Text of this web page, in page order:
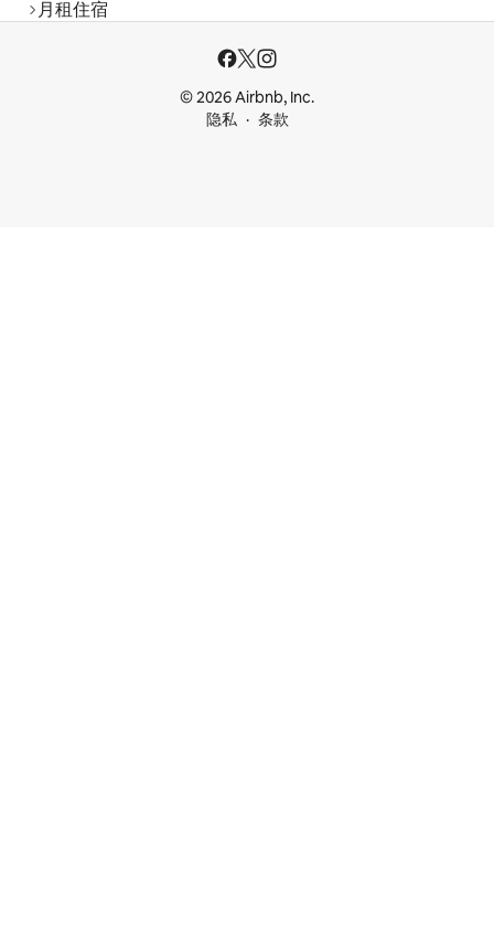
月租住宿
© 2026 Airbnb, Inc.
隐私
条款